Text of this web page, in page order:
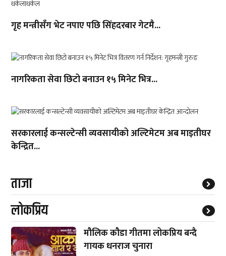
गृह मन्त्रीसँग भेट नपाए पछि सिंहदरबार गेटमै...
नागरिकता सेवा छिटो बनाउन १५ मिनेट भित्र...
सरकारलाई कन्सल्टेन्सी व्यवसायीको अल्टिमेटम अब माइतीघर
केन्द्रित...
ताजा
लाेकप्रिय
मौलिक कौडा गीतमा लोकप्रिय बन्दै
गायक धनराज चुनारा